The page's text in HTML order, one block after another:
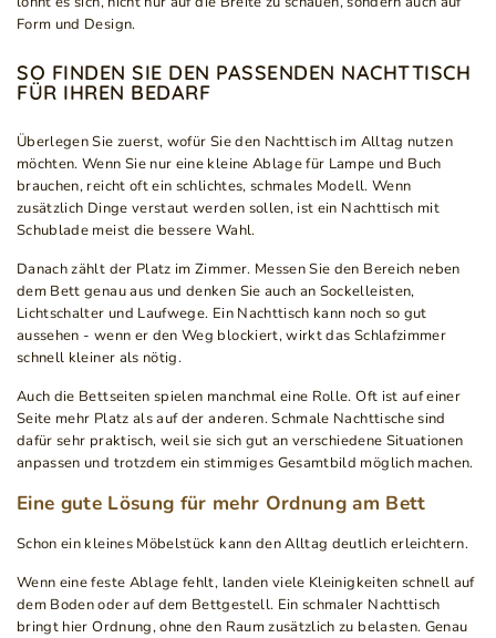
Form und Design.
SO FINDEN SIE DEN PASSENDEN NACHTTISCH
FÜR IHREN BEDARF
Überlegen Sie zuerst, wofür Sie den Nachttisch im Alltag nutzen
möchten. Wenn Sie nur eine kleine Ablage für Lampe und Buch
brauchen, reicht oft ein schlichtes, schmales Modell. Wenn
zusätzlich Dinge verstaut werden sollen, ist ein Nachttisch mit
Schublade meist die bessere Wahl.
Danach zählt der Platz im Zimmer. Messen Sie den Bereich neben
dem Bett genau aus und denken Sie auch an Sockelleisten,
Lichtschalter und Laufwege. Ein Nachttisch kann noch so gut
aussehen - wenn er den Weg blockiert, wirkt das Schlafzimmer
schnell kleiner als nötig.
Auch die Bettseiten spielen manchmal eine Rolle. Oft ist auf einer
Seite mehr Platz als auf der anderen. Schmale Nachttische sind
dafür sehr praktisch, weil sie sich gut an verschiedene Situationen
anpassen und trotzdem ein stimmiges Gesamtbild möglich machen.
Eine gute Lösung für mehr Ordnung am Bett
Schon ein kleines Möbelstück kann den Alltag deutlich erleichtern.
Wenn eine feste Ablage fehlt, landen viele Kleinigkeiten schnell auf
dem Boden oder auf dem Bettgestell. Ein schmaler Nachttisch
bringt hier Ordnung, ohne den Raum zusätzlich zu belasten. Genau